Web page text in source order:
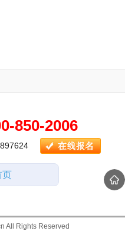
850-2006
页
All Rights Reserved